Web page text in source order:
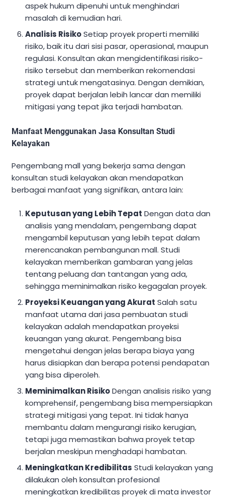
aspek hukum dipenuhi untuk menghindari
masalah di kemudian hari.
Analisis RisikoSetiap proyek properti memiliki
risiko, baik itu dari sisi pasar, operasional, maupun
regulasi. Konsultan akan mengidentifikasi risiko-
risiko tersebut dan memberikan rekomendasi
strategi untuk mengatasinya. Dengan demikian,
proyek dapat berjalan lebih lancar dan memiliki
mitigasi yang tepat jika terjadi hambatan.
Manfaat Menggunakan Jasa Konsultan Studi
Kelayakan
Pengembang mall yang bekerja sama dengan
konsultan studi kelayakan akan mendapatkan
berbagai manfaat yang signifikan, antara lain:
Keputusan yang Lebih Tepat Dengan data dan
analisis yang mendalam, pengembang dapat
mengambil keputusan yang lebih tepat dalam
merencanakan pembangunan mall. Studi
kelayakan memberikan gambaran yang jelas
tentang peluang dan tantangan yang ada,
sehingga meminimalkan risiko kegagalan proyek.
Proyeksi Keuangan yang Akurat Salah satu
manfaat utama dari jasa pembuatan studi
kelayakan adalah mendapatkan proyeksi
keuangan yang akurat. Pengembang bisa
mengetahui dengan jelas berapa biaya yang
harus disiapkan dan berapa potensi pendapatan
yang bisa diperoleh.
Meminimalkan RisikoDengan analisis risiko yang
komprehensif, pengembang bisa mempersiapkan
strategi mitigasi yang tepat. Ini tidak hanya
membantu dalam mengurangi risiko kerugian,
tetapi juga memastikan bahwa proyek tetap
berjalan meskipun menghadapi hambatan.
Meningkatkan Kredibilitas Studi kelayakan yang
dilakukan oleh konsultan profesional
meningkatkan kredibilitas proyek di mata investor